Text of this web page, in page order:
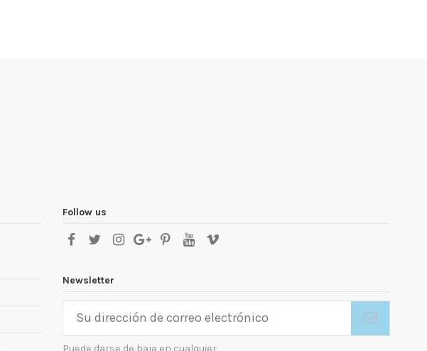
Follow us
Newsletter
Puede darse de baja en cualquier